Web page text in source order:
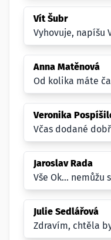
Vít Šubr
Vyhovuje, napíšu
Anna Matěnová
Od kolika máte
Veronika
Včas dodané
Jaroslav Rada
Vše Ok... nemůžu
Julie Sedlářová
Zdravím, chtěla